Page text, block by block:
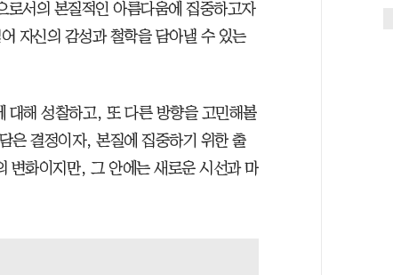
서의 본질적인 아름다움에 집중하고자
자신의 감성과 철학을 담아낼 수 있는
대해 성찰하고, 또 다른 방향을 고민해볼
은 결정이자, 본질에 집중하기 위한 출
변화이지만, 그 안에는 새로운 시선과 마